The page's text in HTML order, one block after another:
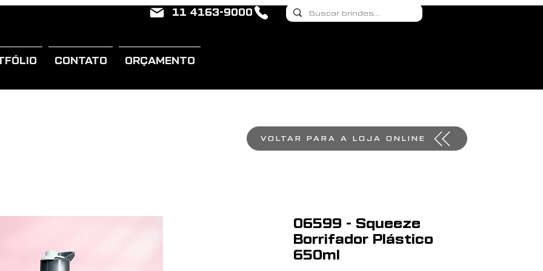
11 4163-9000
CONTATO ORÇAMENTO
06599 - Squeeze
Borrifador Plástico
650ml
VOLTAR PARA A LOJA ONLINE